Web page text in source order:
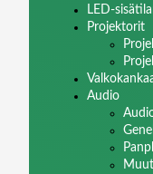
LED-
Projektorit
Audio